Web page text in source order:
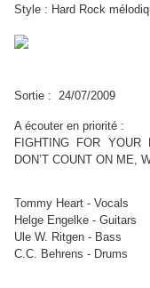
Style : Hard Rock
Sortie : 24/07/2009
A écouter en priorité :
FIGHTING FOR YOUR
DON’T COUNT ON ME,
Tommy Heart - Vocals
Helge Engelke - Guitars
Ule W. Ritgen - Bass
C.C. Behrens - Drums